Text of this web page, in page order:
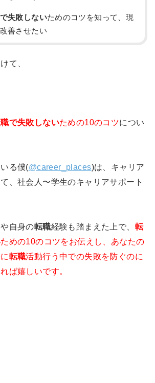
失敗しないためのコツを知って、現
善させたい
て、
で失敗しないための10のコツについ
る僕(@career_places)は、キャリア
、社会人〜学生のキャリアサポート
自身の転職経験も踏まえた上で、 転
ための10のコツをお伝えし、あなたの
転職活動行う中での失敗を防ぐのに
ば嬉しいです。